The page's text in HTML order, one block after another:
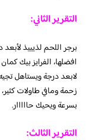
التقرير الثاني:
برجر اللحم لذيييذ
افضلها، الفرايز بيك
لابعد درجة ويستاهل
زحمة ومافي طاولات
بسرعة ويحيك حااااار.
التقرير الثالث: